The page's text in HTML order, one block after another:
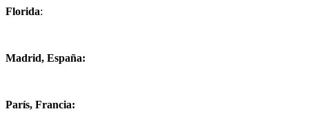
Florida:
Madrid, España:
París, Francia: